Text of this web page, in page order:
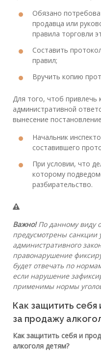
Обязано
продавца или
правила торговли
Составить
правил;
Вручить копию
Для того, чтоб привлечь
административной
вынесение
Начальник
составившего
При условии, что
которому
разбирательство.
Важно!По данному виду
предусмотрены санкции
административного
правонарушение
будет отвечать по
если нарушение
применимы нормы
Как защитить
за продажу
Как защитить себя и
алкоголя детям?